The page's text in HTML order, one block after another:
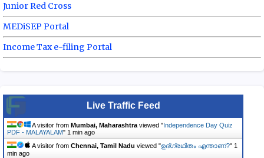
Junior Red Cross
MEDiSEP Portal
Income Tax e-filing Portal
Live Traffic Feed
A visitor from Mumbai, Maharashtra viewed " Independence Day Quiz
PDF - MALAYALAM" 1 min ago
A visitor from Chennai, Tamil Nadu viewed "ഉദ്ഗ്രഥിതം എന്താണ്?" 1
min ago